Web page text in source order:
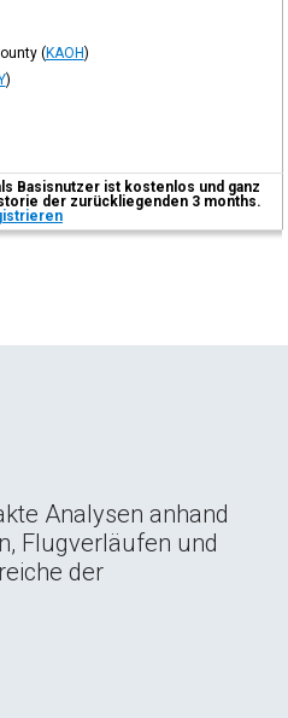
(KAOH)
)
Basisnutzer ist kostenlos und ganz
der zurückliegenden 3 months.
Analysen anhand
Flugverläufen und
der